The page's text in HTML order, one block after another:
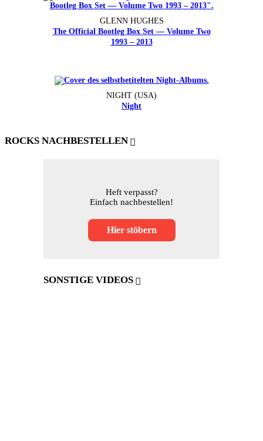
GLENN HUGHES
The Official Bootleg Box Set — Volume Two
1993 – 2013
NIGHT (USA)
Night
ROCKS NACHBESTELLEN
Heft verpasst?
Einfach nachbestellen!
Hier stöbern
SONSTIGE VIDEOS